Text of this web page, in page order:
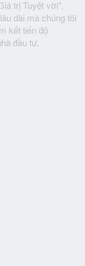
trị Tuyệt vời",
dài mà chúng tôi
kết tiến độ
đầu tư.